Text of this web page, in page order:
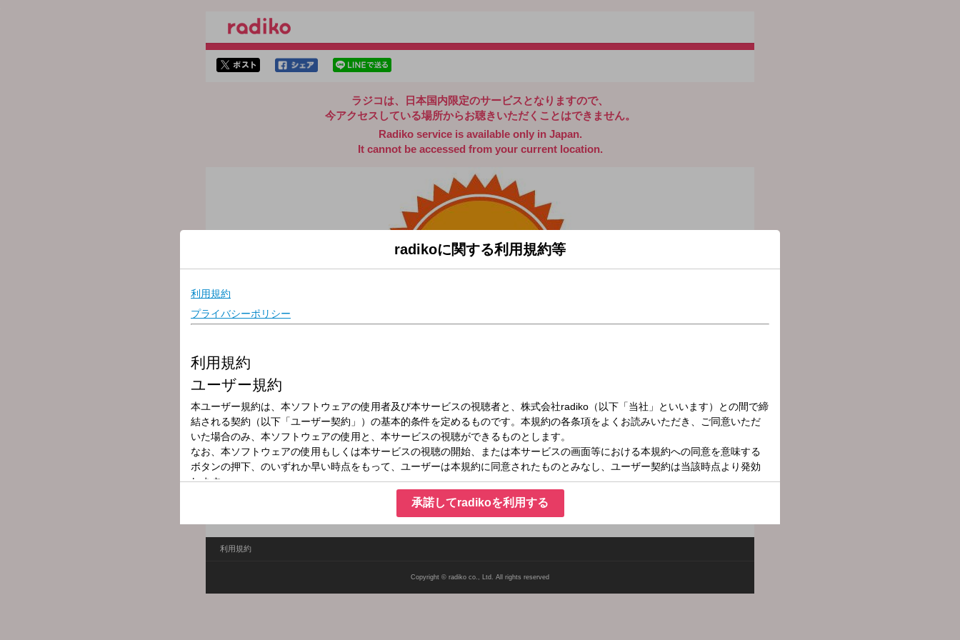
ラジコは、日本国内限定のサービスとなりますので、
今アクセスしている場所からお聴きいただくことはできません。
Radiko service is available only in Japan.
It cannot be accessed from your current location.
放送局
放送時間
2026年6月4日（木）07:00～10:00
番組名
モーニング エナジー
大分県内外の旬な情報を天気情報・交通情報とともにお届けする朝ワイド番組。 SNSのXと連動し、アンケート機能でリスナーのみなさ
んの今も届けてもらいます。 #asa933をつけてつぶやいてください。
利用規約
Copyright © radiko co., Ltd. All rights reserved
radikoに関する利用規約等
承諾してradikoを利用する